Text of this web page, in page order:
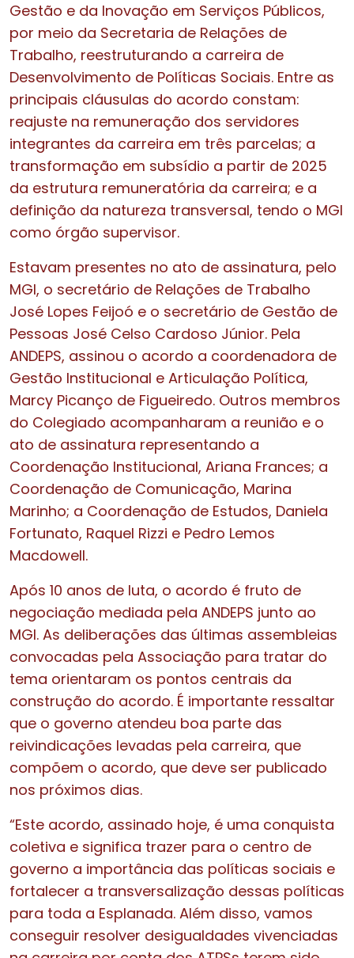
Gestão e da Inovação em Serviços Públicos,
por meio da Secretaria de Relações de
Trabalho, reestruturando a carreira de
Desenvolvimento de Políticas Sociais. Entre as
principais cláusulas do acordo constam:
reajuste na remuneração dos servidores
integrantes da carreira em três parcelas; a
transformação em subsídio a partir de 2025
da estrutura remuneratória da carreira; e a
definição da natureza transversal, tendo o MGI
como órgão supervisor.
Estavam presentes no ato de assinatura, pelo
MGI, o secretário de Relações de Trabalho
José Lopes Feijoó e o secretário de Gestão de
Pessoas José Celso Cardoso Júnior. Pela
ANDEPS, assinou o acordo a coordenadora de
Gestão Institucional e Articulação Política,
Marcy Picanço de Figueiredo. Outros membros
do Colegiado acompanharam a reunião e o
ato de assinatura representando a
Coordenação Institucional, Ariana Frances; a
Coordenação de Comunicação, Marina
Marinho; a Coordenação de Estudos, Daniela
Fortunato, Raquel Rizzi e Pedro Lemos
Macdowell.
Após 10 anos de luta, o acordo é fruto de
negociação mediada pela ANDEPS junto ao
MGI. As deliberações das últimas assembleias
convocadas pela Associação para tratar do
tema orientaram os pontos centrais da
construção do acordo. É importante ressaltar
que o governo atendeu boa parte das
reivindicações levadas pela carreira, que
compõem o acordo, que deve ser publicado
nos próximos dias.
“Este acordo, assinado hoje, é uma conquista
coletiva e significa trazer para o centro de
governo a importância das políticas sociais e
fortalecer a transversalização dessas políticas
para toda a Esplanada. Além disso, vamos
conseguir resolver desigualdades vivenciadas